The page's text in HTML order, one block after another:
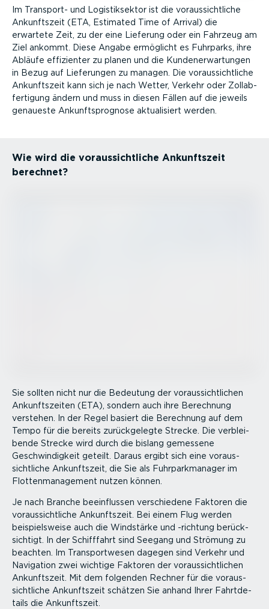
Im Transport- und Logis­tik­sektor ist die voraus­sicht­liche
Ankunftszeit (ETA, Estimated Time of Arrival) die
erwartete Zeit, zu der eine Lieferung oder ein Fahrzeug am
Ziel ankommt. Diese Angabe ermöglicht es Fuhrparks, ihre
Abläufe effizienter zu planen und die Kunden­er­war­tungen
in Bezug auf Lieferungen zu managen. Die voraus­sicht­liche
Ankunftszeit kann sich je nach Wetter, Verkehr oder Zollab­
fer­tigung ändern und muss in diesen Fällen auf die jeweils
genaueste Ankunfts­pro­gnose aktua­li­siert werden.
Wie wird die voraus­sicht­liche Ankunftszeit
berechnet?
Sie sollten nicht nur die Bedeutung der voraus­sicht­lichen
Ankunfts­zeiten (ETA), sondern auch ihre Berechnung
verstehen. In der Regel basiert die Berechnung auf dem
Tempo für die bereits zurück­ge­legte Strecke. Die verblei­
bende Strecke wird durch die bislang gemessene
Geschwin­digkeit geteilt. Daraus ergibt sich eine voraus­
sicht­liche Ankunftszeit, die Sie als Fuhrpark­ma­nager im
Flotten­ma­nagement nutzen können.
Je nach Branche beein­flussen verschiedene Faktoren die
voraus­sicht­liche Ankunftszeit. Bei einem Flug werden
beispiels­weise auch die Windstärke und -richtung berück­
sichtigt. In der Schifffahrt sind Seegang und Strömung zu
beachten. Im Trans­port­wesen dagegen sind Verkehr und
Navigation zwei wichtige Faktoren der voraus­sicht­lichen
Ankunftszeit. Mit dem folgenden Rechner für die voraus­
sicht­liche Ankunftszeit schätzen Sie anhand Ihrer Fahrt­de­
tails die Ankunftszeit.